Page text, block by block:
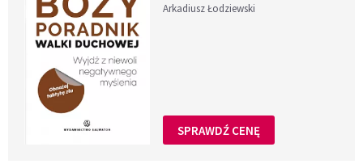
Arkadiusz Łodziewski
SPRAWDŹ CENĘ